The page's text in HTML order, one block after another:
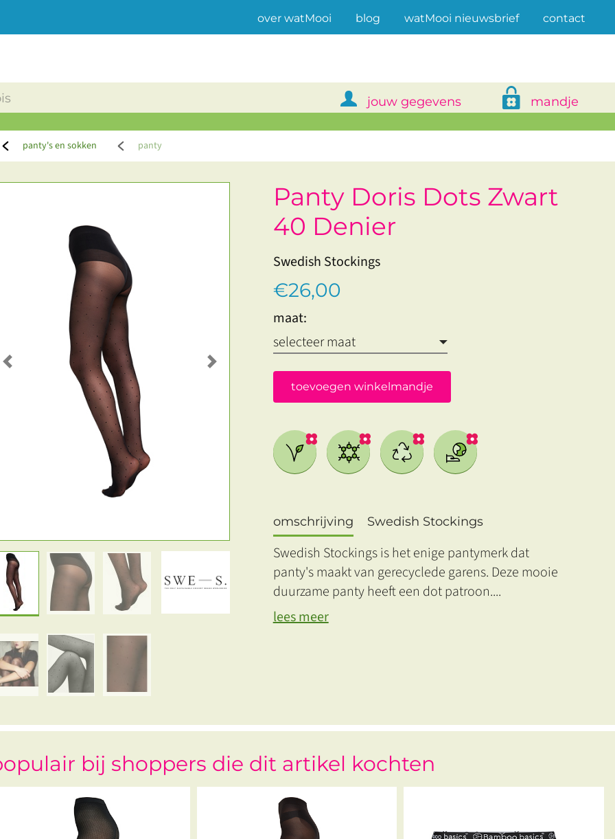
over watMooi(current)
blog watMooi nieuwsbrief contact
jouw gegevens mandje
panty's en sokken panty
Previous Next
Panty Doris Dots Zwart
40 Denier
Swedish Stockings
€26,00
maat:
toevoegen winkelmandje
omschrijving Swedish Stockings
Swedish Stockings is het enige pantymerk dat
panty's maakt van gerecyclede garens. Deze mooie
duurzame panty heeft een dot patroon....
lees meer
bij shoppers die dit artikel kochten